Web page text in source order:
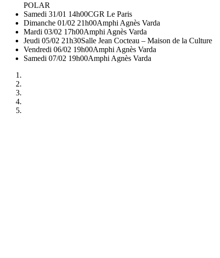
POLAR
Samedi 31/01 14h00CGR Le Paris
Dimanche 01/02 21h00Amphi Agnès Varda
Mardi 03/02 17h00Amphi Agnès Varda
Jeudi 05/02 21h30Salle Jean Cocteau – Maison de la Culture
Vendredi 06/02 19h00Amphi Agnès Varda
Samedi 07/02 19h00Amphi Agnès Varda